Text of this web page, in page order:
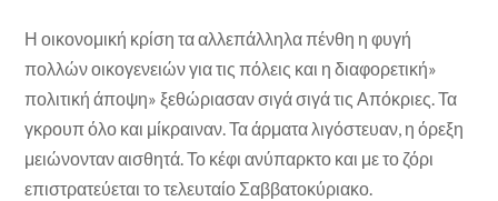
Η οικονομική κρίση τα αλλεπάλληλα πένθη η φυγή
πολλών οικογενειών για τις πόλεις και η διαφορετική»
πολιτική άποψη» ξεθώριασαν σιγά σιγά τις Απόκριες. Τα
γκρουπ όλο και μίκραιναν. Τα άρματα λιγόστευαν, η όρεξη
μειώνονταν αισθητά. Το κέφι ανύπαρκτο και με το ζόρι
επιστρατεύεται το τελευταίο Σαββατοκύριακο.